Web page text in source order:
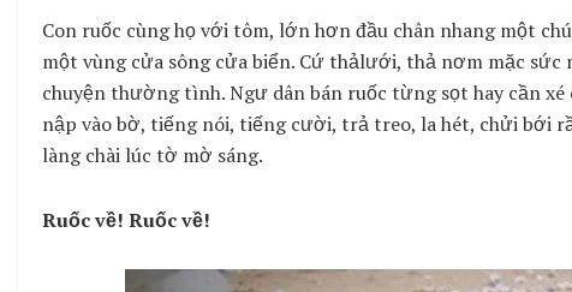
Con ruốc cùng họ với tôm, lớn hơn đầu chân nhang một
một vùng cửa sông cửa biển. Cứ thảlưới, thả nơm mặc sức
chuyện thường tình. Ngư dân bán ruốc từng sọt hay cần
nập vào bờ, tiếng nói, tiếng cười, trả treo, la hét, chửi bới
làng chài lúc tờ mờ sáng.
Ruốc về! Ruốc về!